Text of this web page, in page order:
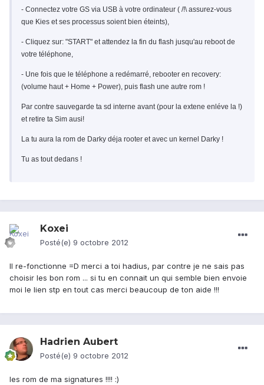
- Connectez votre GS via USB à votre ordinateur ( /!\ assurez-vous
que Kies et ses processus soient bien éteints),
- Cliquez sur: "START" et attendez la fin du flash jusqu'au reboot de
votre téléphone,
- Une fois que le téléphone a redémarré, rebooter en recovery:
(volume haut + Home + Power), puis flash une autre rom !
Par contre sauvegarde ta sd interne avant (pour la extene enléve la !)
et retire ta Sim ausi!
La tu aura la rom de Darky déja rooter et avec un kernel Darky !
Tu as tout dedans !
Koxei
Posté(e) 9 octobre 2012
Il re-fonctionne =D merci a toi hadius, par contre je ne sais pas
choisir les bon rom ... si tu en connait un qui semble bien envoie
moi le lien stp en tout cas merci beaucoup de ton aide !!!
Hadrien Aubert
Posté(e) 9 octobre 2012
les rom de ma signatures !!!! :)